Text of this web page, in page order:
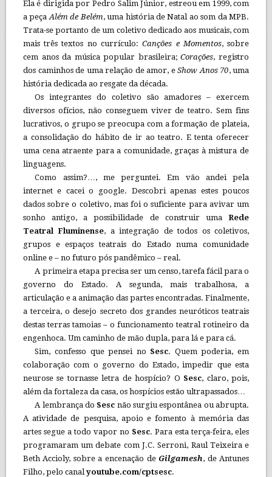
Ela é dirigida por Pedro Salim Júnior, estreou em 1999, com
a peça Além de Belém, uma história de Natal ao som da MPB.
Trata-se portanto de um coletivo dedicado aos musicais, com
mais três textos no currículo:Canções e Momentos, sobre
cem anos da música popular brasileira;Corações, registro
dos caminhos de uma relação de amor, eShow Anos 70, uma
história dedicada ao resgate da década.
Os integrantes do coletivo são amadores – exercem
diversos ofícios, não conseguem viver de teatro. Sem fins
lucrativos, o grupo se preocupa com a formação de plateia,
a consolidação do hábito de ir ao teatro. E tenta oferecer
uma cena atraente para a comunidade, graças à mistura de
linguagens.
Como assim?…, me perguntei. Em vão andei pela
internet e cacei o google. Descobri apenas estes poucos
dados sobre o coletivo, mas foi o suficiente para avivar um
sonho antigo, a possibilidade de construir umaRede
Teatral Fluminense, a integração de todos os coletivos,
grupos e espaços teatrais do Estado numa comunidade
online e – no futuro pós pandêmico – real.
A primeira etapa precisa ser um censo, tarefa fácil para o
governo do Estado. A segunda, mais trabalhosa, a
articulação e a animação das partes encontradas. Finalmente,
a terceira, o desejo secreto dos grandes neuróticos teatrais
destas terras tamoias – o funcionamento teatral rotineiro da
engenhoca. Um caminho de mão dupla, para lá e para cá.
Sim, confesso que pensei no Sesc. Quem poderia, em
colaboração com o governo do Estado, impedir que esta
neurose se tornasse letra de hospício? O Sesc, claro, pois,
além da fortaleza da casa, os hospícios estão ultrapassados…
A lembrança do Sesc não surgiu espontânea ou abrupta.
A atividade de pesquisa, apoio e fomento à memória das
artes segue a todo vapor no Sesc. Para esta terça-feira, eles
programaram um debate com J.C. Serroni, Raul Teixeira e
Beth Accioly, sobre a encenação deGilgamesh, de Antunes
Filho, pelo canal youtube.com/cptsesc.